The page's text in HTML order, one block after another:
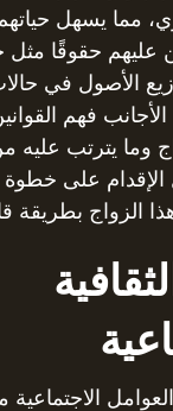
مما يسهل حياتهم
عليهم حقوقًا مثل
الأصول في
فهم
وما يترتب
الإقدام على خطوة
الزواج بطريقة
الاجتماعية